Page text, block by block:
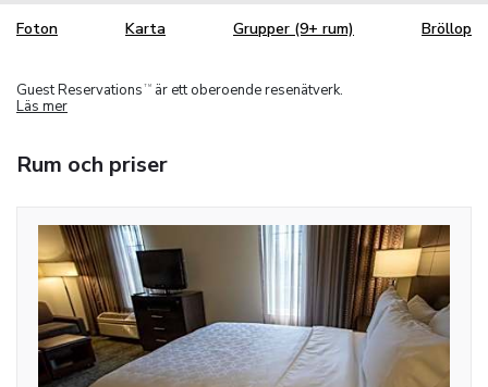
Foton Karta Grupper (9+ rum) Bröllop
Guest Reservations TM
är ett oberoende resenätverk.
Läs mer
Rum och priser